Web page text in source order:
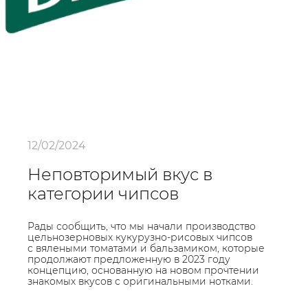
12/02/2024
Неповторимый вкус в
категории чипсов
Рады сообщить, что мы начали производство
цельнозерновых кукурузно-рисовых чипсов
с вялеными томатами и бальзамиком, которые
продолжают предложенную в 2023 году
концепцию, основанную на новом прочтении
знакомых вкусов с оригинальными нотками.